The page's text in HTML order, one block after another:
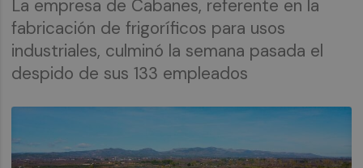
La empresa de Cabanes, referente en la
fabricación de frigoríficos para usos
industriales, culminó la semana pasada el
despido de sus 133 empleados